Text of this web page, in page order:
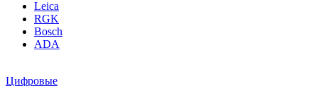
Leica
RGK
Bosch
ADA
Цифровые